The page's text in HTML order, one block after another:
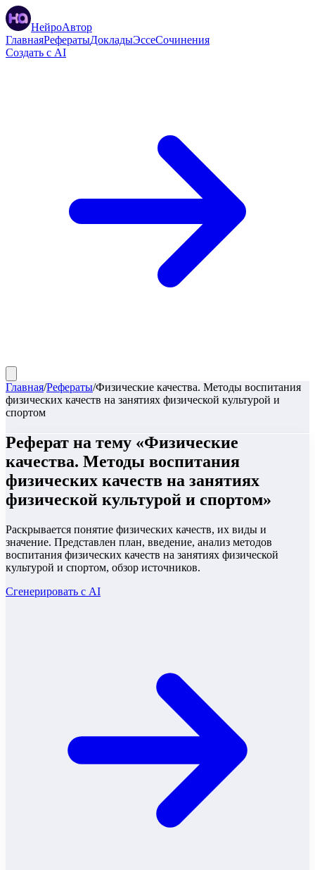
НейроАвтор
ГлавнаяРефератыДокладыЭссеСочинения
Создать с AI
Главная/Рефераты/Физические качества. Методы воспитания
физических качеств на занятиях физической культурой и
спортом
Реферат на тему «Физические
качества. Методы воспитания
физических качеств на занятиях
физической культурой и спортом»
Раскрывается понятие физических качеств, их виды и
значение. Представлен план, введение, анализ методов
воспитания физических качеств на занятиях физической
культурой и спортом, обзор источников.
Сгенерировать с AI